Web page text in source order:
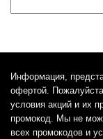
Информация,
офертой.
условия акций и их
промокод. Мы не
всех промокодов и